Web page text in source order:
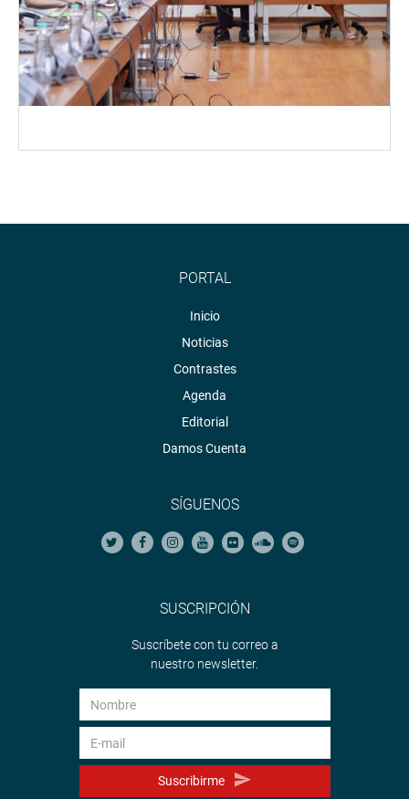
PORTAL
Inicio
Noticias
Contrastes
Agenda
Editorial
Damos Cuenta
SÍGUENOS
SUSCRIPCIÓN
Suscríbete con tu correo a
nuestro newsletter.
Suscribirme